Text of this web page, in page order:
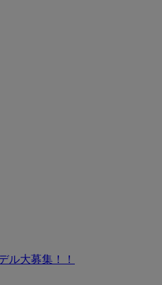
ル大募集！！